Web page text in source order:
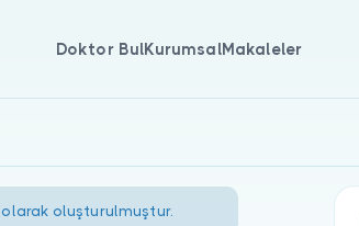
Doktor BulKurumsalMakaleler
oluşturulmuştur.